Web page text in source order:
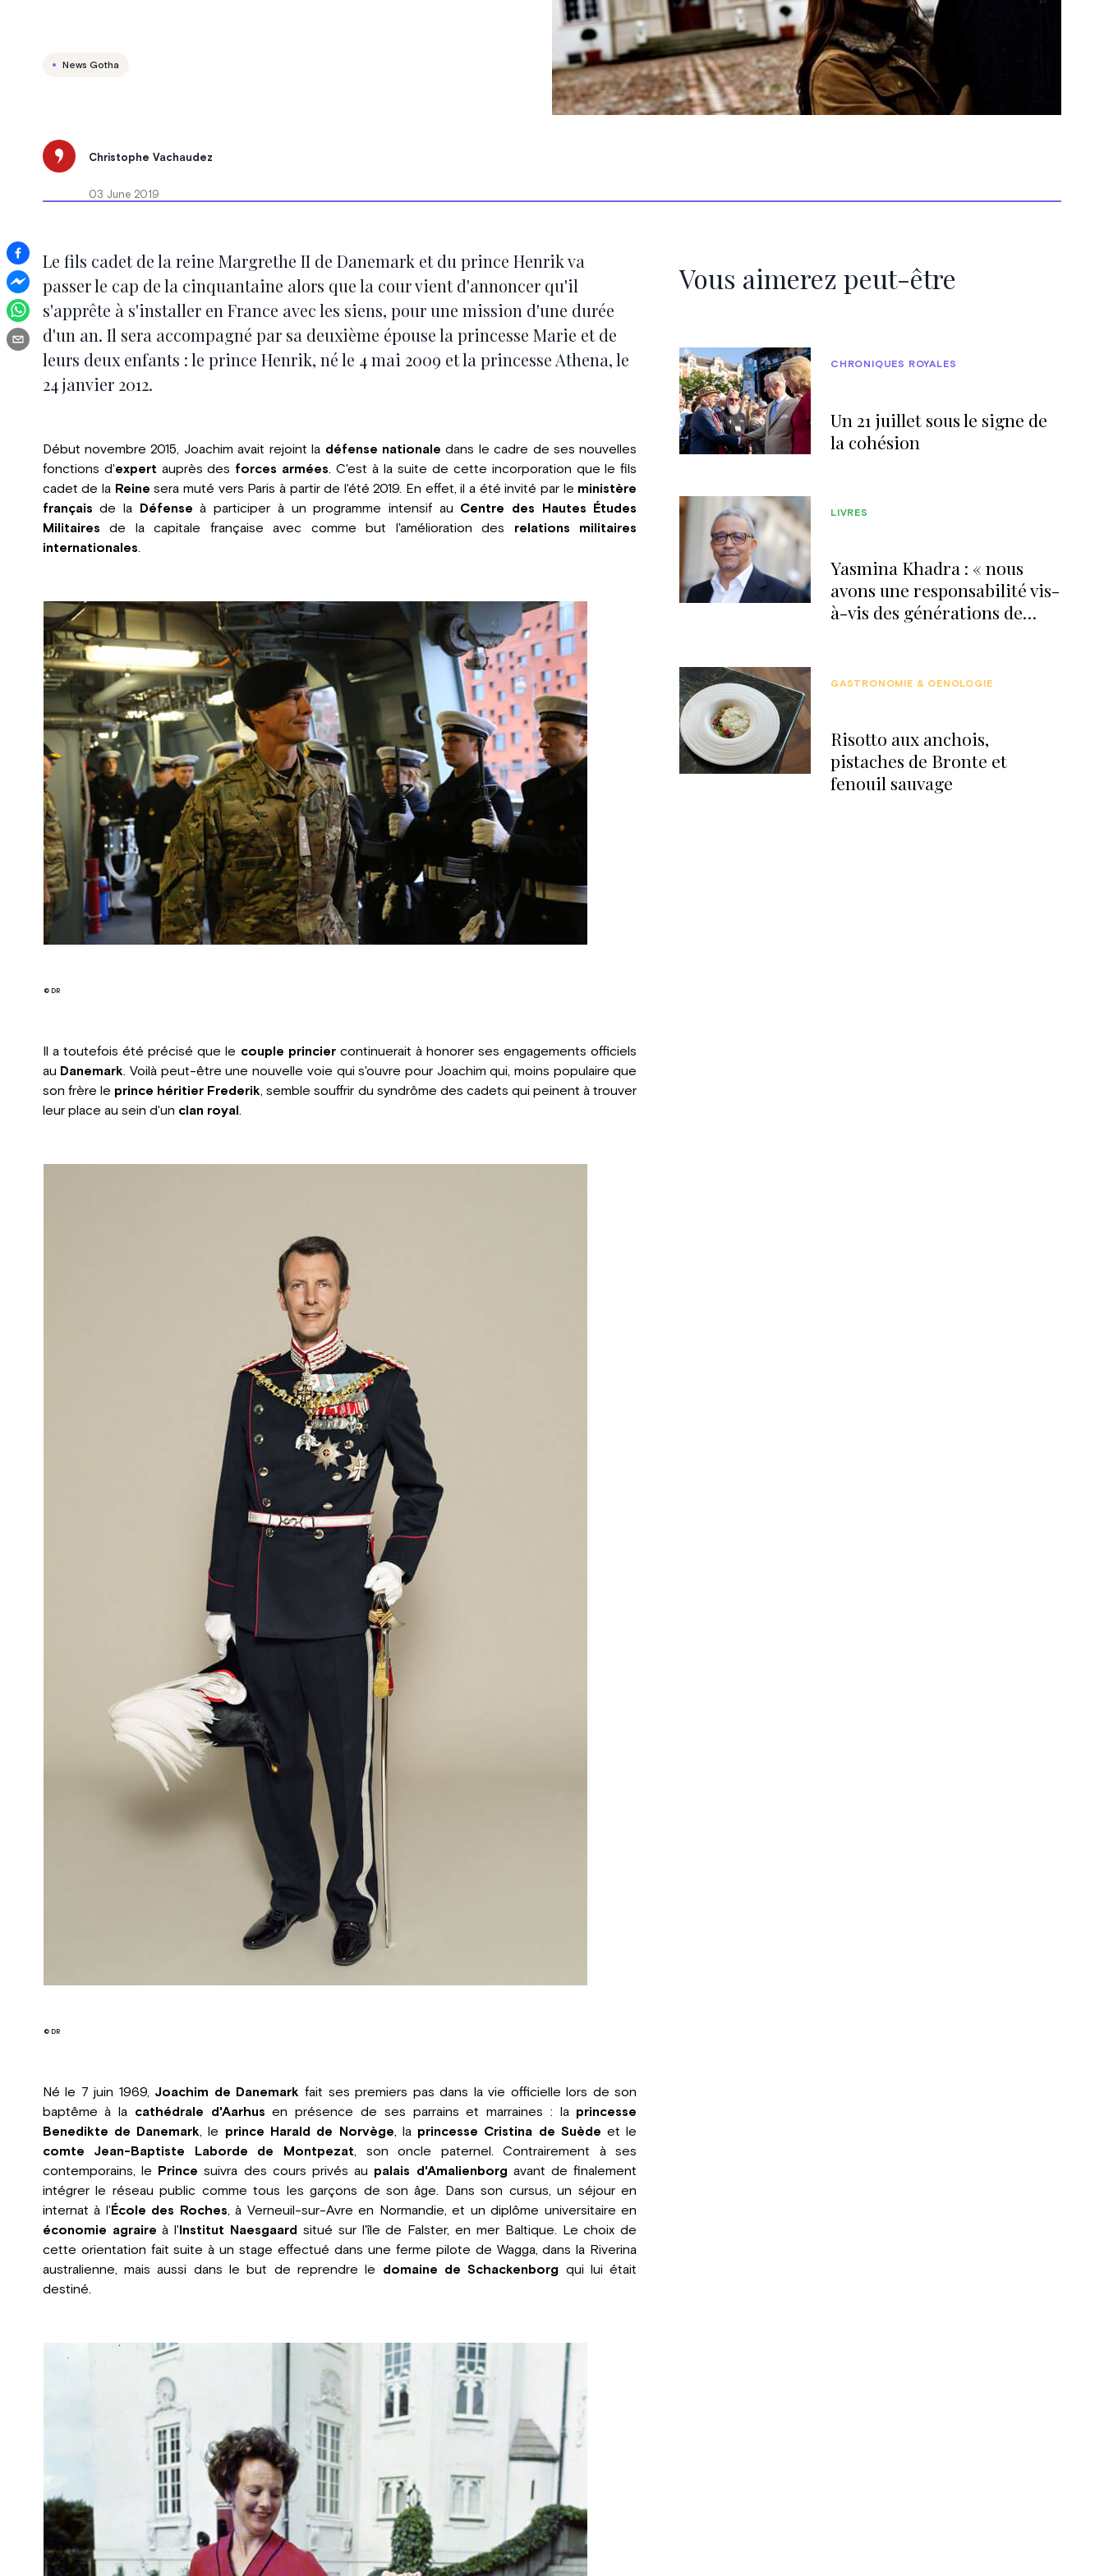
News Gotha
Christophe Vachaudez
03 June 2019
Le fils cadet de la reine Margrethe II de Danemark et du prince Henrik va
passer le cap de la cinquantaine alors que la cour vient d'annoncer qu'il
s'apprête à s'installer en France avec les siens, pour une mission d'une durée
d'un an. Il sera accompagné par sa deuxième épouse la princesse Marie et de
leurs deux enfants : le prince Henrik, né le 4 mai 2009 et la princesse Athena, le
24 janvier 2012.
Début novembre 2015, Joachim avait rejoint la défense nationale dans le cadre de ses nouvelles
fonctions d'expert auprès des forces armées. C'est à la suite de cette incorporation que le fils
cadet de la Reine sera muté vers Paris à partir de l'été 2019. En effet, il a été invité par le ministère
français de la Défense à participer à un programme intensif au Centre des Hautes Études
Militaires de la capitale française avec comme but l'amélioration des relations militaires
internationales.
© DR
Il a toutefois été précisé que le couple princiercontinuerait à honorer ses engagements officiels
au Danemark. Voilà peut-être une nouvelle voie qui s'ouvre pour Joachim qui, moins populaire que
son frère le prince héritier Frederik, semble souffrir du syndrôme des cadets qui peinent à trouver
leur place au sein d'un clan royal .
© DR
Né le 7 juin 1969, Joachim de Danemark fait ses premiers pas dans la vie officielle lors de son
baptême à la cathédrale d'Aarhus en présence de ses parrains et marraines : la princesse
Benedikte de Danemark, le prince Harald de Norvège, la princesse Cristina de Suède et le
comte Jean-Baptiste Laborde de Montpezat, son oncle paternel. Contrairement à ses
contemporains, le
Prince suivra des cours privés au palais d'Amalienborg avant de finalement
intégrer le réseau public comme tous les garçons de son âge. Dans son cursus, un séjour en
internat à l' École des Roches, à Verneuil-sur-Avre en Normandie, et un diplôme universitaire en
économie agraire à l' Institut Naesgaard
situé sur l'île de Falster, en mer Baltique. Le choix de
cette orientation fait suite à un stage effectué dans une ferme pilote de Wagga, dans la Riverina
australienne, mais aussi dans le but de reprendre le domaine de Schackenborg qui lui était
destiné.
Vous aimerez peut-être
Un 21 juillet sous le signe de
la cohésion
CHRONIQUES ROYALES
Yasmina Khadra : « nous
avons une responsabilité vis-
à-vis des générations de
LIVRES
Risotto aux anchois,
pistaches de Bronte et
fenouil sauvage
GASTRONOMIE & OENOLOGIE